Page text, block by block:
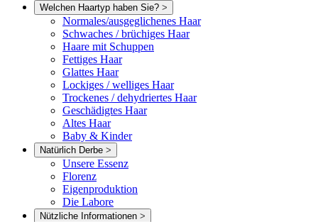
Welchen Haartyp haben Sie? >
Normales/ausgeglichenes Haar
Schwaches / brüchiges Haar
Haare mit Schuppen
Fettiges Haar
Glattes Haar
Lockiges / welliges Haar
Trockenes / dehydriertes Haar
Geschädigtes Haar
Altes Haar
Baby & Kinder
Natürlich Derbe >
Unsere Essenz
Florenz
Eigenproduktion
Die Labore
Nützliche Informationen >